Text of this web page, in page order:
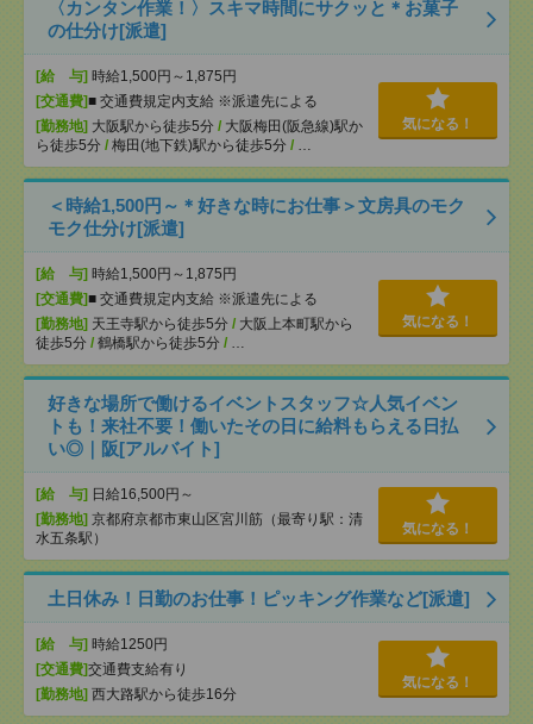
〈カンタン作業！〉スキマ時間にサクッと＊お菓子
の仕分け[派遣]
[給 与] 時給1,500円～1,875円
[交通費]■ 交通費規定内支給 ※派遣先による
[勤務地] 大阪駅から徒歩5分 / 大阪梅田(阪急線)駅か
ら徒歩5分 / 梅田(地下鉄)駅から徒歩5分 / …
気になる！
＜時給1,500円～＊好きな時にお仕事＞文房具のモク
モク仕分け[派遣]
[給 与] 時給1,500円～1,875円
[交通費]■ 交通費規定内支給 ※派遣先による
[勤務地] 天王寺駅から徒歩5分 / 大阪上本町駅から
徒歩5分 / 鶴橋駅から徒歩5分 / …
気になる！
好きな場所で働けるイベントスタッフ☆人気イベン
トも！来社不要！働いたその日に給料もらえる日払
い◎｜阪[アルバイト]
[給 与] 日給16,500円～
[勤務地] 京都府京都市東山区宮川筋（最寄り駅：清
水五条駅）
気になる！
土日休み！日勤のお仕事！ピッキング作業など[派遣]
[給 与] 時給1250円
[交通費]交通費支給有り
[勤務地] 西大路駅から徒歩16分
気になる！